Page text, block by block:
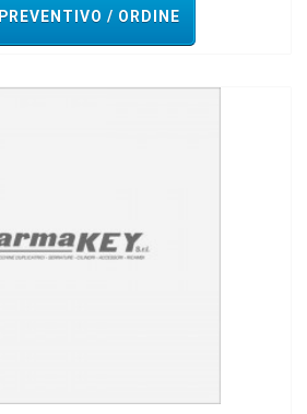
PREVENTIVO / ORDINE